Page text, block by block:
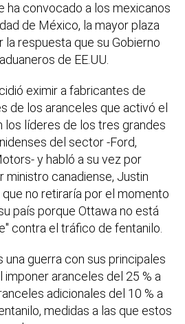
ha convocado a los mexicanos
de México, la mayor plaza
la respuesta que su Gobierno
de EE.UU.
eximir a fabricantes de
de los aranceles que activó el
líderes de los tres grandes
del sector -Ford,
y habló a su vez por
canadiense, Justin
que no retiraría por el momento
país porque Ottawa no está
contra el tráfico de fentanilo.
una guerra con sus principales
aranceles del 25 % a
adicionales del 10 % a
medidas a las que estos